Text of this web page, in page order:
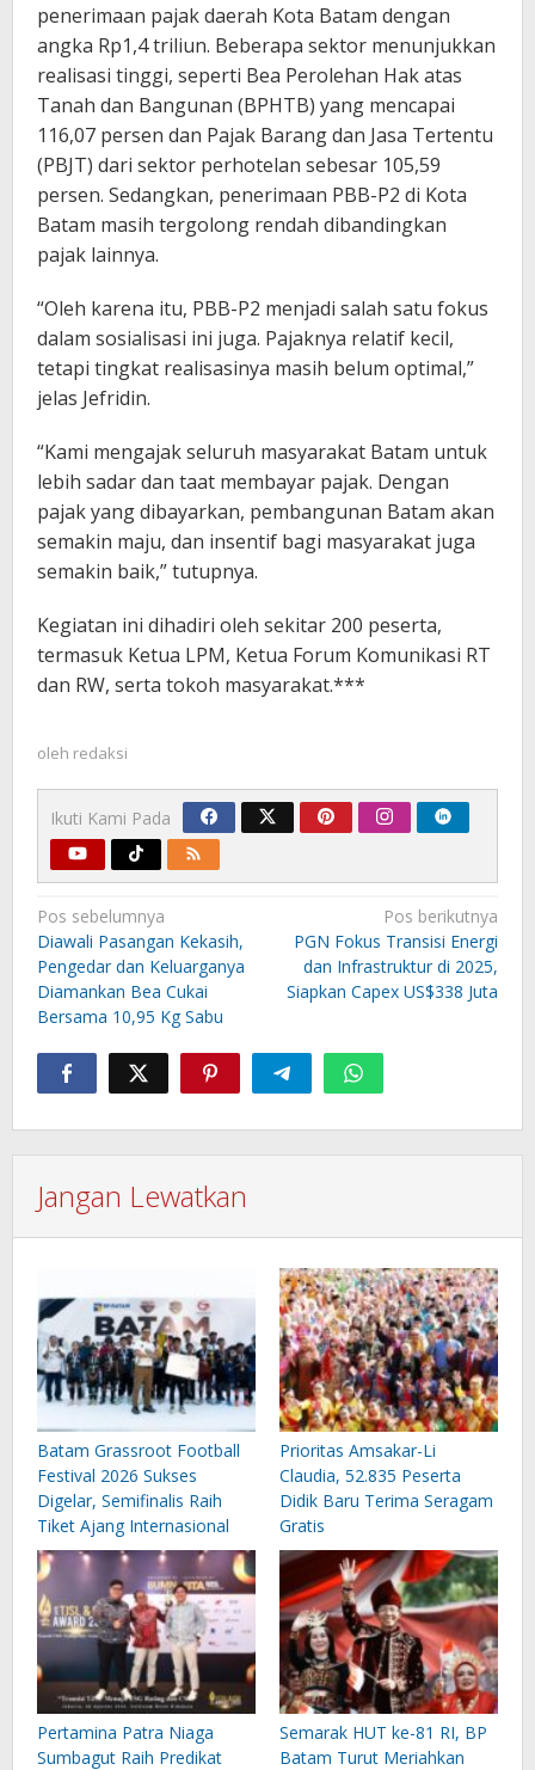
penerimaan pajak daerah Kota Batam dengan
angka Rp1,4 triliun. Beberapa sektor menunjukkan
realisasi tinggi, seperti Bea Perolehan Hak atas
Tanah dan Bangunan (BPHTB) yang mencapai
116,07 persen dan Pajak Barang dan Jasa Tertentu
(PBJT) dari sektor perhotelan sebesar 105,59
persen. Sedangkan, penerimaan PBB-P2 di Kota
Batam masih tergolong rendah dibandingkan
pajak lainnya.
“Oleh karena itu, PBB-P2 menjadi salah satu fokus
dalam sosialisasi ini juga. Pajaknya relatif kecil,
tetapi tingkat realisasinya masih belum optimal,”
jelas Jefridin.
“Kami mengajak seluruh masyarakat Batam untuk
lebih sadar dan taat membayar pajak. Dengan
pajak yang dibayarkan, pembangunan Batam akan
semakin maju, dan insentif bagi masyarakat juga
semakin baik,” tutupnya.
Kegiatan ini dihadiri oleh sekitar 200 peserta,
termasuk Ketua LPM, Ketua Forum Komunikasi RT
dan RW, serta tokoh masyarakat.***
oleh redaksi
Ikuti Kami Pada
Navigasi
pos
Pos sebelumnya
Diawali Pasangan Kekasih,
Pengedar dan Keluarganya
Diamankan Bea Cukai
Bersama 10,95 Kg Sabu
Pos berikutnya
PGN Fokus Transisi Energi
dan Infrastruktur di 2025,
Siapkan Capex US$338 Juta
Jangan Lewatkan
Batam Grassroot Football
Festival 2026 Sukses
Digelar, Semifinalis Raih
Tiket Ajang Internasional
Prioritas Amsakar-Li
Claudia, 52.835 Peserta
Didik Baru Terima Seragam
Gratis
Pertamina Patra Niaga
Sumbagut Raih Predikat
Semarak HUT ke-81 RI, BP
Batam Turut Meriahkan